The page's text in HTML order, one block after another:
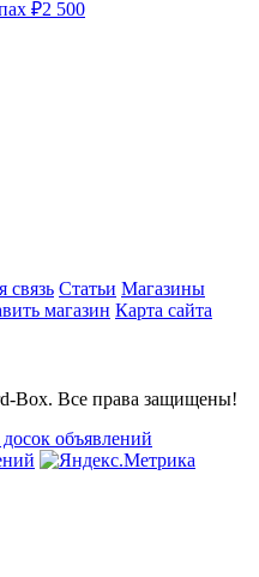
₽2 500
связь Статьи Магазины
магазин Карта сайта
Box. Все права защищены!